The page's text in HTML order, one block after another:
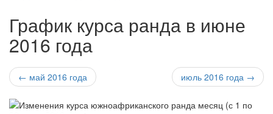
График курса ранда в июне
2016 года
← май 2016 года июль 2016 года →